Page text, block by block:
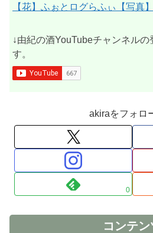
【花】ふぉとログらふぃ【写真】
↓由紀の酒YouTubeチャンネルの
す。
akiraをフォロ
0
コンテン